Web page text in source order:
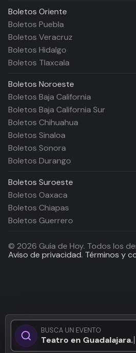
BUSCA UN EVENTO
Teatro en Guadalajara...
Boletos Oriente
Boletos Puebla
Boletos Veracruz
Boletos Hidalgo
Boletos Tlaxcala
Boletos Noroeste
Boletos Baja California
Boletos Baja California Sur
Boletos Chihuahua
Boletos Sinaloa
Boletos Sonora
Boletos Durango
Boletos Suroeste
Boletos Oaxaca
Boletos Chiapas
Boletos Guerrero
© 2026 Guía de Hoy. Todos los
Aviso de privacidad. Términos y